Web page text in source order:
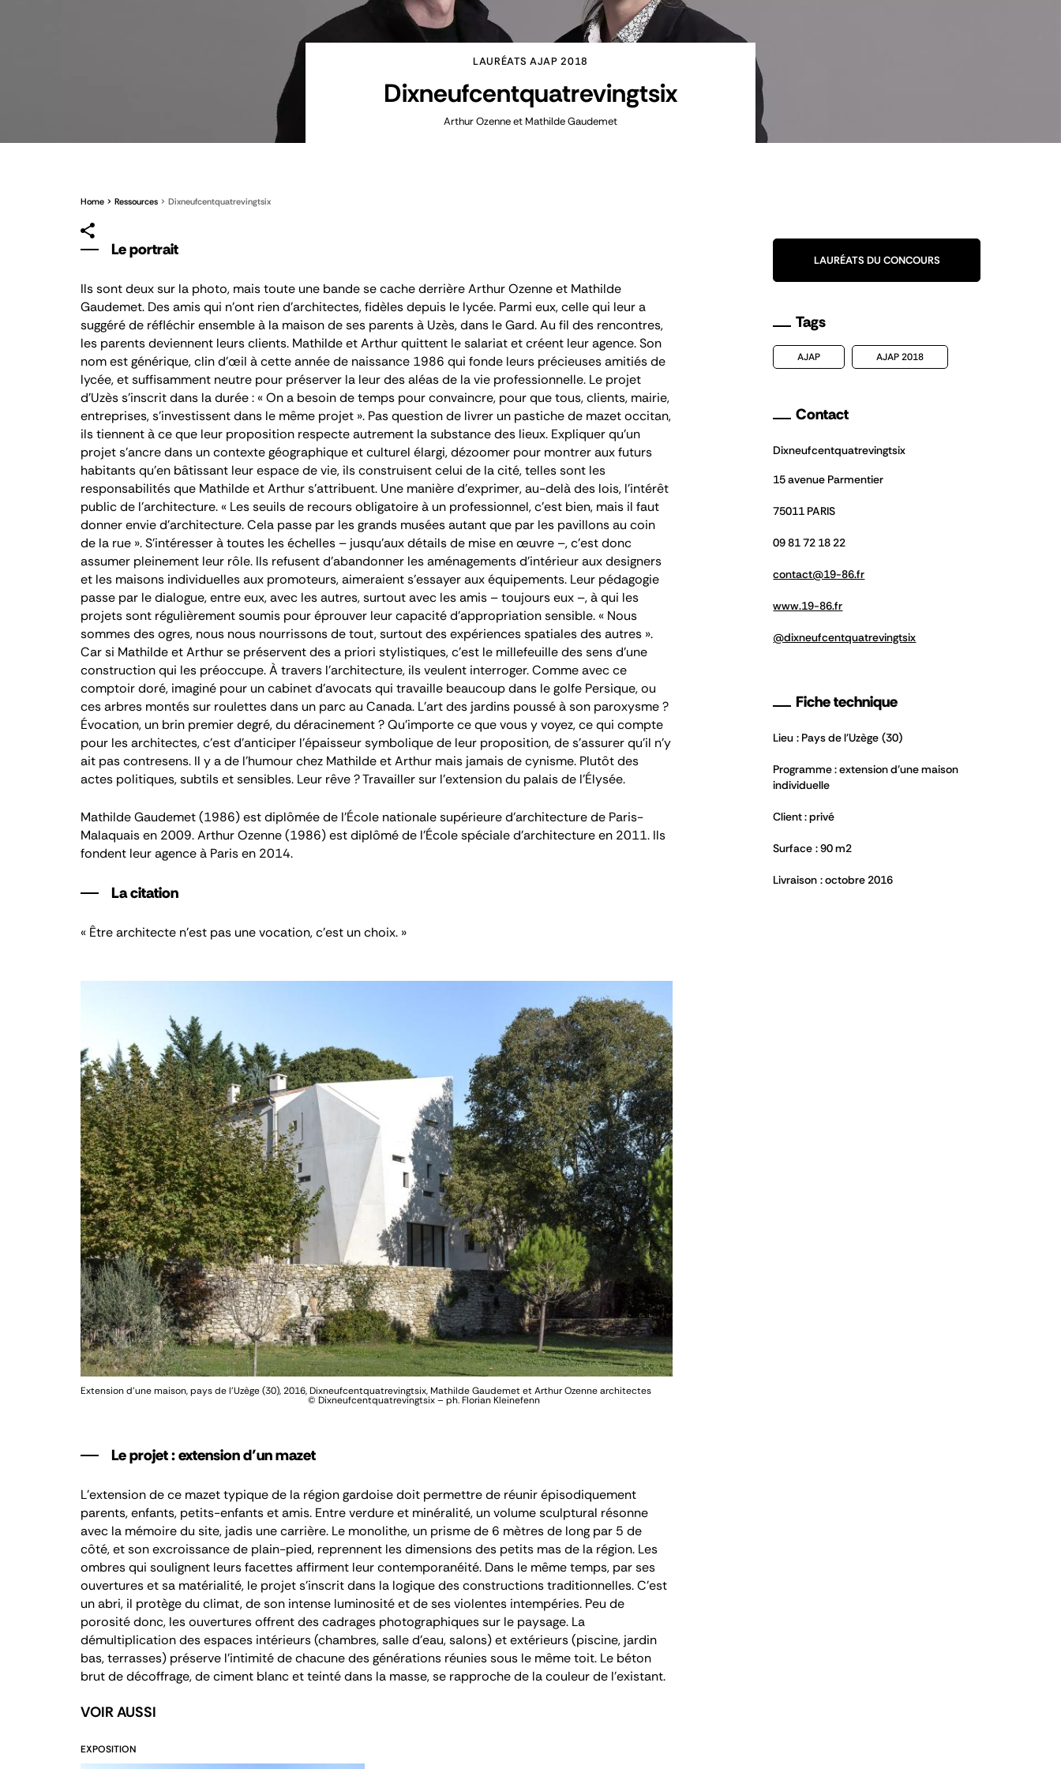
LAURÉATS AJAP 2018
Dixneufcentquatrevingtsix
Arthur Ozenne et Mathilde Gaudemet
Home Ressources Dixneufcentquatrevingtsix
Le portrait
Ils sont deux sur la photo, mais toute une bande se cache derrière Arthur Ozenne et Mathilde
Gaudemet. Des amis qui n’ont rien d’architectes, fidèles depuis le lycée. Parmi eux, celle qui leur a
suggéré de réfléchir ensemble à la maison de ses parents à Uzès, dans le Gard. Au fil des rencontres,
les parents deviennent leurs clients. Mathilde et Arthur quittent le salariat et créent leur agence. Son
nom est générique, clin d’œil à cette année de naissance 1986 qui fonde leurs précieuses amitiés de
lycée, et suffisamment neutre pour préserver la leur des aléas de la vie professionnelle. Le projet
d’Uzès s’inscrit dans la durée : « On a besoin de temps pour convaincre, pour que tous, clients, mairie,
entreprises, s’investissent dans le même projet ». Pas question de livrer un pastiche de mazet occitan,
ils tiennent à ce que leur proposition respecte autrement la substance des lieux. Expliquer qu’un
projet s’ancre dans un contexte géographique et culturel élargi, dézoomer pour montrer aux futurs
habitants qu’en bâtissant leur espace de vie, ils construisent celui de la cité, telles sont les
responsabilités que Mathilde et Arthur s’attribuent. Une manière d’exprimer, au-delà des lois, l’intérêt
public de l’architecture. « Les seuils de recours obligatoire à un professionnel, c’est bien, mais il faut
donner envie d’architecture. Cela passe par les grands musées autant que par les pavillons au coin
de la rue ». S’intéresser à toutes les échelles – jusqu’aux détails de mise en œuvre –, c’est donc
assumer pleinement leur rôle. Ils refusent d’abandonner les aménagements d’intérieur aux designers
et les maisons individuelles aux promoteurs, aimeraient s’essayer aux équipements. Leur pédagogie
passe par le dialogue, entre eux, avec les autres, surtout avec les amis – toujours eux –, à qui les
projets sont régulièrement soumis pour éprouver leur capacité d’appropriation sensible. « Nous
sommes des ogres, nous nous nourrissons de tout, surtout des expériences spatiales des autres ».
Car si Mathilde et Arthur se préservent desa priori stylistiques, c’est le millefeuille des sens d’une
construction qui les préoccupe. À travers l’architecture, ils veulent interroger. Comme avec ce
comptoir doré, imaginé pour un cabinet d’avocats qui travaille beaucoup dans le golfe Persique, ou
ces arbres montés sur roulettes dans un parc au Canada. L’art des jardins poussé à son paroxysme ?
Évocation, un brin premier degré, du déracinement ? Qu’importe ce que vous y voyez, ce qui compte
pour les architectes, c’est d’anticiper l’épaisseur symbolique de leur proposition, de s’assurer qu’il n’y
ait pas contresens. Il y a de l’humour chez Mathilde et Arthur mais jamais de cynisme. Plutôt des
actes politiques, subtils et sensibles. Leur rêve ? Travailler sur l’extension du palais de l’Élysée.
Mathilde Gaudemet (1986) est diplômée de l’École nationale supérieure d’architecture de Paris-
Malaquais en 2009. Arthur Ozenne (1986) est diplômé de l’École spéciale d’architecture en 2011. Ils
fondent leur agence à Paris en 2014.
La citation
« Être architecte n’est pas une vocation, c’est un choix. »
Extension d’une maison, pays de l’Uzège (30), 2016, Dixneufcentquatrevingtsix, Mathilde Gaudemet et Arthur Ozenne architectes
© Dixneufcentquatrevingtsix – ph. Florian Kleinefenn
Le projet : extension d’un mazet
L’extension de ce mazet typique de la région gardoise doit permettre de réunir épisodiquement
parents, enfants, petits-enfants et amis. Entre verdure et minéralité, un volume sculptural résonne
avec la mémoire du site, jadis une carrière. Le monolithe, un prisme de 6 mètres de long par 5 de
côté, et son excroissance de plain-pied, reprennent les dimensions des petits mas de la région. Les
ombres qui soulignent leurs facettes affirment leur contemporanéité. Dans le même temps, par ses
ouvertures et sa matérialité, le projet s’inscrit dans la logique des constructions traditionnelles. C’est
un abri, il protège du climat, de son intense luminosité et de ses violentes intempéries. Peu de
porosité donc, les ouvertures offrent des cadrages photographiques sur le paysage. La
démultiplication des espaces intérieurs (chambres, salle d’eau, salons) et extérieurs (piscine, jardin
bas, terrasses) préserve l’intimité de chacune des générations réunies sous le même toit. Le béton
brut de décoffrage, de ciment blanc et teinté dans la masse, se rapproche de la couleur de l’existant.
LAURÉATS DU CONCOURS
Tags
AJAP AJAP 2018
Contact
Dixneufcentquatrevingtsix
15 avenue Parmentier
75011 PARIS
09 81 72 18 22
contact@19-86.fr
www.19-86.fr
@dixneufcentquatrevingtsix
Fiche technique
Lieu : Pays de l'Uzège (30)
Programme : extension d’une maison
individuelle
Client : privé
Surface : 90 m2
Livraison : octobre 2016
VOIR AUSSI
EXPOSITION